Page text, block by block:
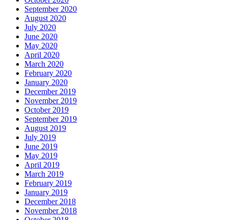
September 2020
August 2020
July 2020
June 2020
May 2020
April 2020
March 2020
February 2020
January 2020
December 2019
November 2019
October 2019
September 2019
August 2019
July 2019
June 2019
May 2019
April 2019
March 2019
February 2019
January 2019
December 2018
November 2018